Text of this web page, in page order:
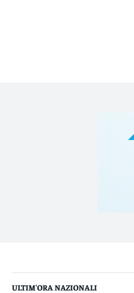
ULTIM'ORA NAZIONALI